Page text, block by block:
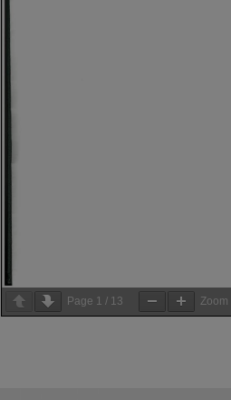
Page 1 / 13 Zoom